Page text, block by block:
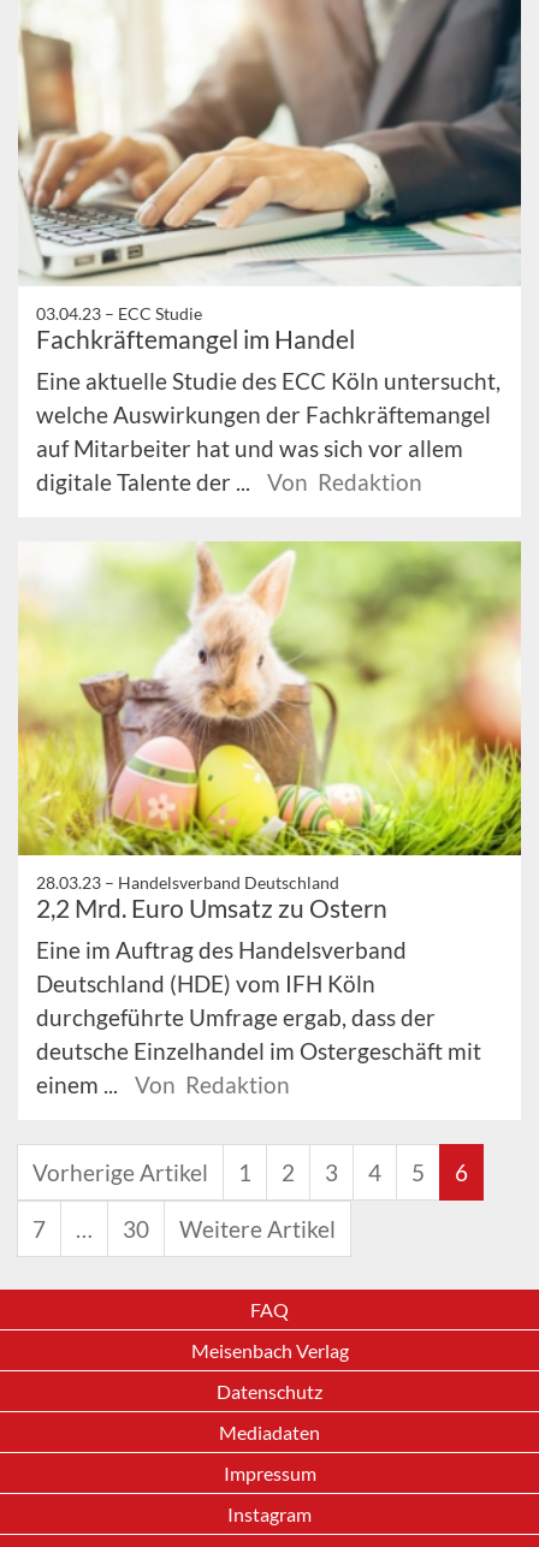
03.04.23 – ECC Studie
Fachkräftemangel im Handel
Eine aktuelle Studie des ECC Köln untersucht,
welche Auswirkungen der Fachkräftemangel
auf Mitarbeiter hat und was sich vor allem
digitale Talente der ...
Von Redaktion
28.03.23 – Handelsverband Deutschland
2,2 Mrd. Euro Umsatz zu Ostern
Eine im Auftrag des Handelsverband
Deutschland (HDE) vom IFH Köln
durchgeführte Umfrage ergab, dass der
deutsche Einzelhandel im Ostergeschäft mit
einem ...
Von Redaktion
Vorherige Artikel 1 2 3 4 5 6
7 … 30 Weitere Artikel
FAQ
Meisenbach Verlag
Datenschutz
Mediadaten
Impressum
Instagram